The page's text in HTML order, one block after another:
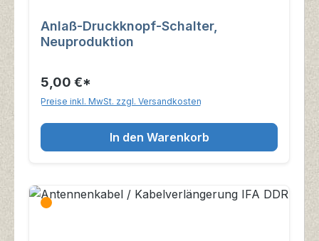
Anlaß-Druckknopf-Schalter,
Neuproduktion
5,00 €*
Preise inkl. MwSt. zzgl. Versandkosten
In den Warenkorb